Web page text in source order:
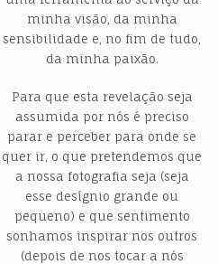
minha visão, da minha
sensibilidade e, no fim de tudo,
da minha paixão.
Para que esta revelação seja
assumida por nós é preciso
parar e perceber para onde se
quer ir, o que pretendemos que
a nossa fotografia seja (seja
esse desígnio grande ou
pequeno) e que sentimento
sonhamos inspirar nos outros
(depois de nos tocar a nós